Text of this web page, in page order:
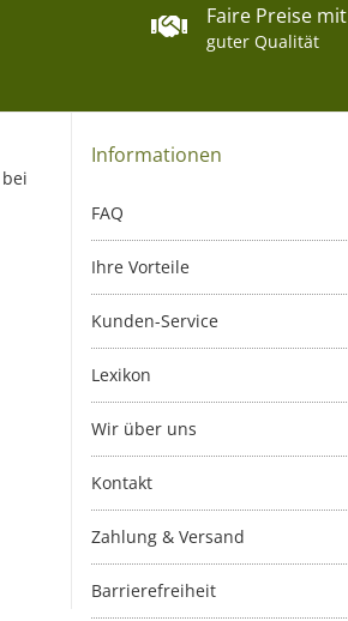
Faire Preise mit
guter Qualität
Informationen
FAQ
Ihre Vorteile
Kunden-Service
Lexikon
Wir über uns
Kontakt
Zahlung & Versand
Barrierefreiheit